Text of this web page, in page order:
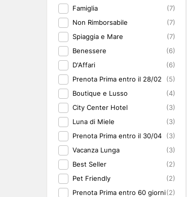
Famiglia
(7)
Non Rimborsabile
(7)
Spiaggia e Mare
(7)
Benessere
(6)
D'Affari
(6)
Prenota Prima entro il 28/02
(5)
Boutique e Lusso
(4)
City Center Hotel
(3)
Luna di Miele
(3)
Prenota Prima entro il 30/04
(3)
Vacanza Lunga
(3)
Best Seller
(2)
Pet Friendly
(2)
Prenota Prima entro 60 giorni(2)